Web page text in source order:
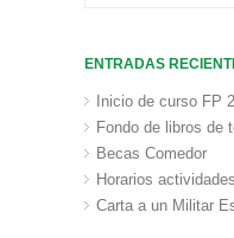
ENTRADAS
Inicio de curso FP
Fondo de libros de
Becas Comedor
Horarios
Carta a un Militar